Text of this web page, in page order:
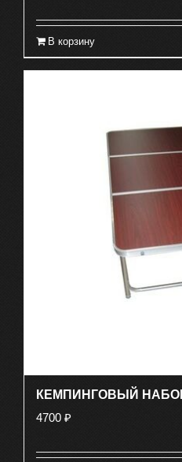
В корзину
КЕМПИНГОВЫЙ НАБОР
4700 ₽